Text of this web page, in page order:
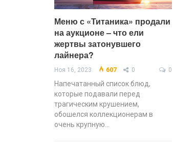
Меню с «Титаника» продали
на аукционе – что ели
жертвы затонувшего
лайнера?
Ноя 16, 2023 607 0 0
Напечатанный список блюд,
которые подавали перед
трагическим крушением,
обошелся коллекционерам в
очень крупную…